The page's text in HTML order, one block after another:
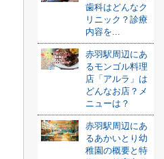
歯科はどんなク
リニック？診療
内容を...
赤羽駅周辺にあ
るモンゴル料理
店「アルラ」は
どんなお店？メ
ニューは？
赤羽駅周辺にあ
るあかいとり幼
稚園の概要と特